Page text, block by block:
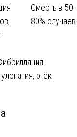
Смерть в 50-
80% случаев
отёк